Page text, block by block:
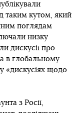
таким кутом, який
поглядам
низку
дискусії про
в глобальному
«дискусіях щодо
з Росії,